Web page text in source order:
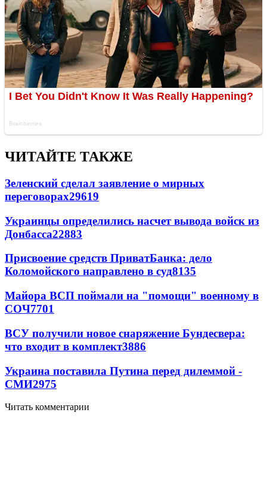
ЧИТАЙТЕ ТАКЖЕ
Зеленский сделал заявление о мирных
переговорах29619
Украинцы определились насчет вывода войск из
Донбасса22883
Присвоение средств ПриватБанка: дело
Коломойского направлено в суд8135
Майора ВСП поймали на "помощи" военному в
СОЧ7701
ВСУ получили новое снаряжение Бундесвера:
что входит в комплект3886
Украина поставила Путина перед дилеммой -
СМИ2975
Читать комментарии